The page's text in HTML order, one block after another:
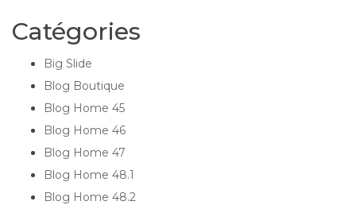
Catégories
Big Slide
Blog Boutique
Blog Home 45
Blog Home 46
Blog Home 47
Blog Home 48.1
Blog Home 48.2